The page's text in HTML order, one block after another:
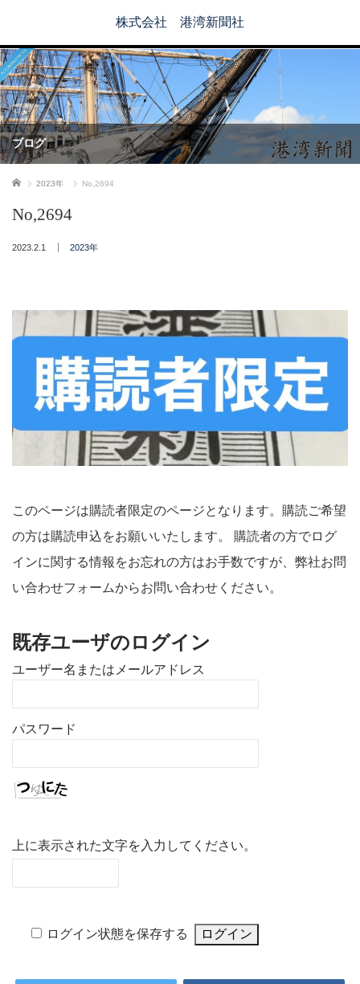
株式会社 港湾新聞社
ブログ
ホーム 2023年 No,2694
No,2694
2023.2.1 2023年
このページは購読者限定のページとなります。購読ご希望
の方は購読申込をお願いいたします。 購読者の方でログ
インに関する情報をお忘れの方はお手数ですが、弊社お問
い合わせフォームからお問い合わせください。
既存ユーザのログイン
ユーザー名またはメールアドレス
パスワード
上に表示された文字を入力してください。
ログイン状態を保存する